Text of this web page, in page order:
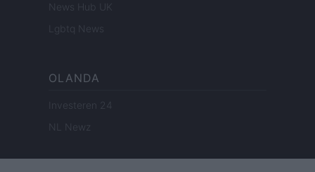
News Hub UK
Lgbtq News
OLANDA
Investeren 24
NL Newz